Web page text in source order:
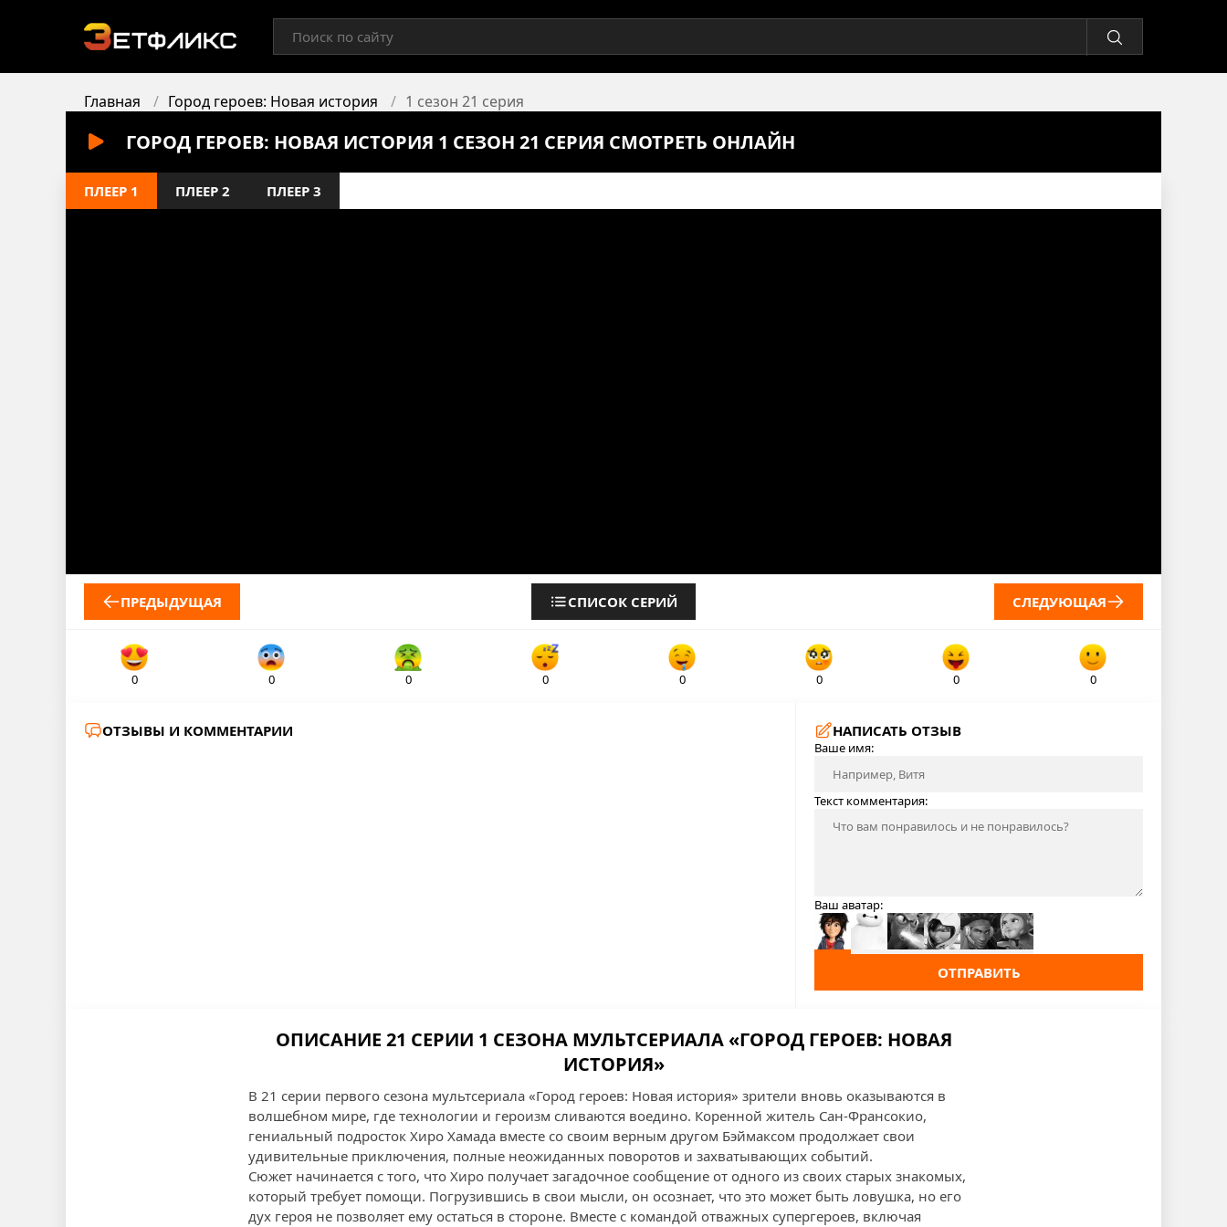
Главная Город героев: Новая история 1 сезон 21 серия
ГОРОД ГЕРОЕВ: НОВАЯ ИСТОРИЯ 1 СЕЗОН 21 СЕРИЯ СМОТРЕТЬ ОНЛАЙН
ПЛЕЕР 1 ПЛЕЕР 2 ПЛЕЕР 3
ПРЕДЫДУЩАЯ СПИСОК СЕРИЙ СЛЕДУЮЩАЯ
0 0 0 0 0 0 0 0
ОТЗЫВЫ И КОММЕНТАРИИ НАПИСАТЬ ОТЗЫВ
Ваше имя:
Текст комментария:
Ваш аватар:
ОТПРАВИТЬ
ОПИСАНИЕ 21 СЕРИИ 1 СЕЗОНА МУЛЬТСЕРИАЛА «ГОРОД ГЕРОЕВ: НОВАЯ
ИСТОРИЯ»
В 21 серии первого сезона мультсериала «Город героев: Новая история» зрители вновь оказываются в
волшебном мире, где технологии и героизм сливаются воедино. Коренной житель Сан-Франсокио,
гениальный подросток Хиро Хамада вместе со своим верным другом Бэймаксом продолжает свои
удивительные приключения, полные неожиданных поворотов и захватывающих событий.
Сюжет начинается с того, что Хиро получает загадочное сообщение от одного из своих старых знакомых,
который требует помощи. Погрузившись в свои мысли, он осознает, что это может быть ловушка, но его
дух героя не позволяет ему остаться в стороне. Вместе с командой отважных супергероев, включая